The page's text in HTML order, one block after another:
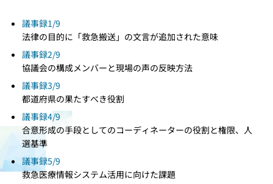
議事録1/9
法律の目的に「救急搬送」の文言が追加された意味
議事録2/9
協議会の構成メンバーと現場の声の反映方法
議事録3/9
都道府県の果たすべき役割
議事録4/9
合意形成の手段としてのコーディネーターの役割と権限、人
選基準
議事録5/9
救急医療情報システム活用に向けた課題